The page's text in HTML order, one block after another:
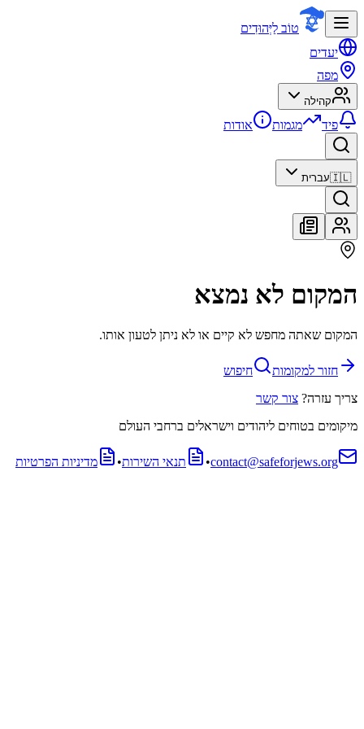
טוֹב לַיְּהוּדִים
יעדים
מפה
קהילה
פיד מגמות אודות
🇮🇱עברית
המקום לא נמצא
המקום שאתה מחפש לא קיים או לא ניתן לטעון אותו.
חזור למקומות
חיפוש
צריך עזרה? צור קשר
מיקומים בטוחים ליהודים וישראלים ברחבי העולם
contact@safeforjews.org
• תנאי השירות• מדיניות הפרטיות